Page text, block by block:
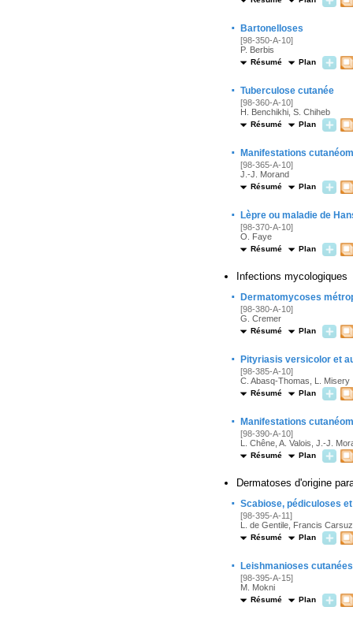
· Bartonelloses
[98-350-A-10]
P. Berbis
Résumé Plan
· Tuberculose cutanée
[98-360-A-10]
H. Benchikhi, S. Chiheb
Résumé Plan
· Manifestations
[98-365-A-10]
J.-J. Morand
Résumé Plan
· Lèpre ou maladie de
[98-370-A-10]
O. Faye
Résumé Plan
Infections mycologiques
· Dermatomycoses
[98-380-A-10]
G. Cremer
Résumé Plan
· Pityriasis versicolor et
[98-385-A-10]
C. Abasq-Thomas, L. Misery
Résumé Plan
· Manifestations
[98-390-A-10]
L. Chêne, A. Valois, J.-J.
Résumé Plan
Dermatoses d'origine
· Scabiose, pédiculoses
[98-395-A-11]
L. de Gentile, Francis
Résumé Plan
· Leishmanioses cutanées
[98-395-A-15]
M. Mokni
Résumé Plan